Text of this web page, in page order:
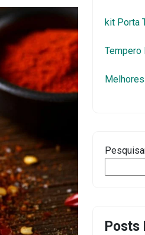
kit Porta
Tempero
Posts